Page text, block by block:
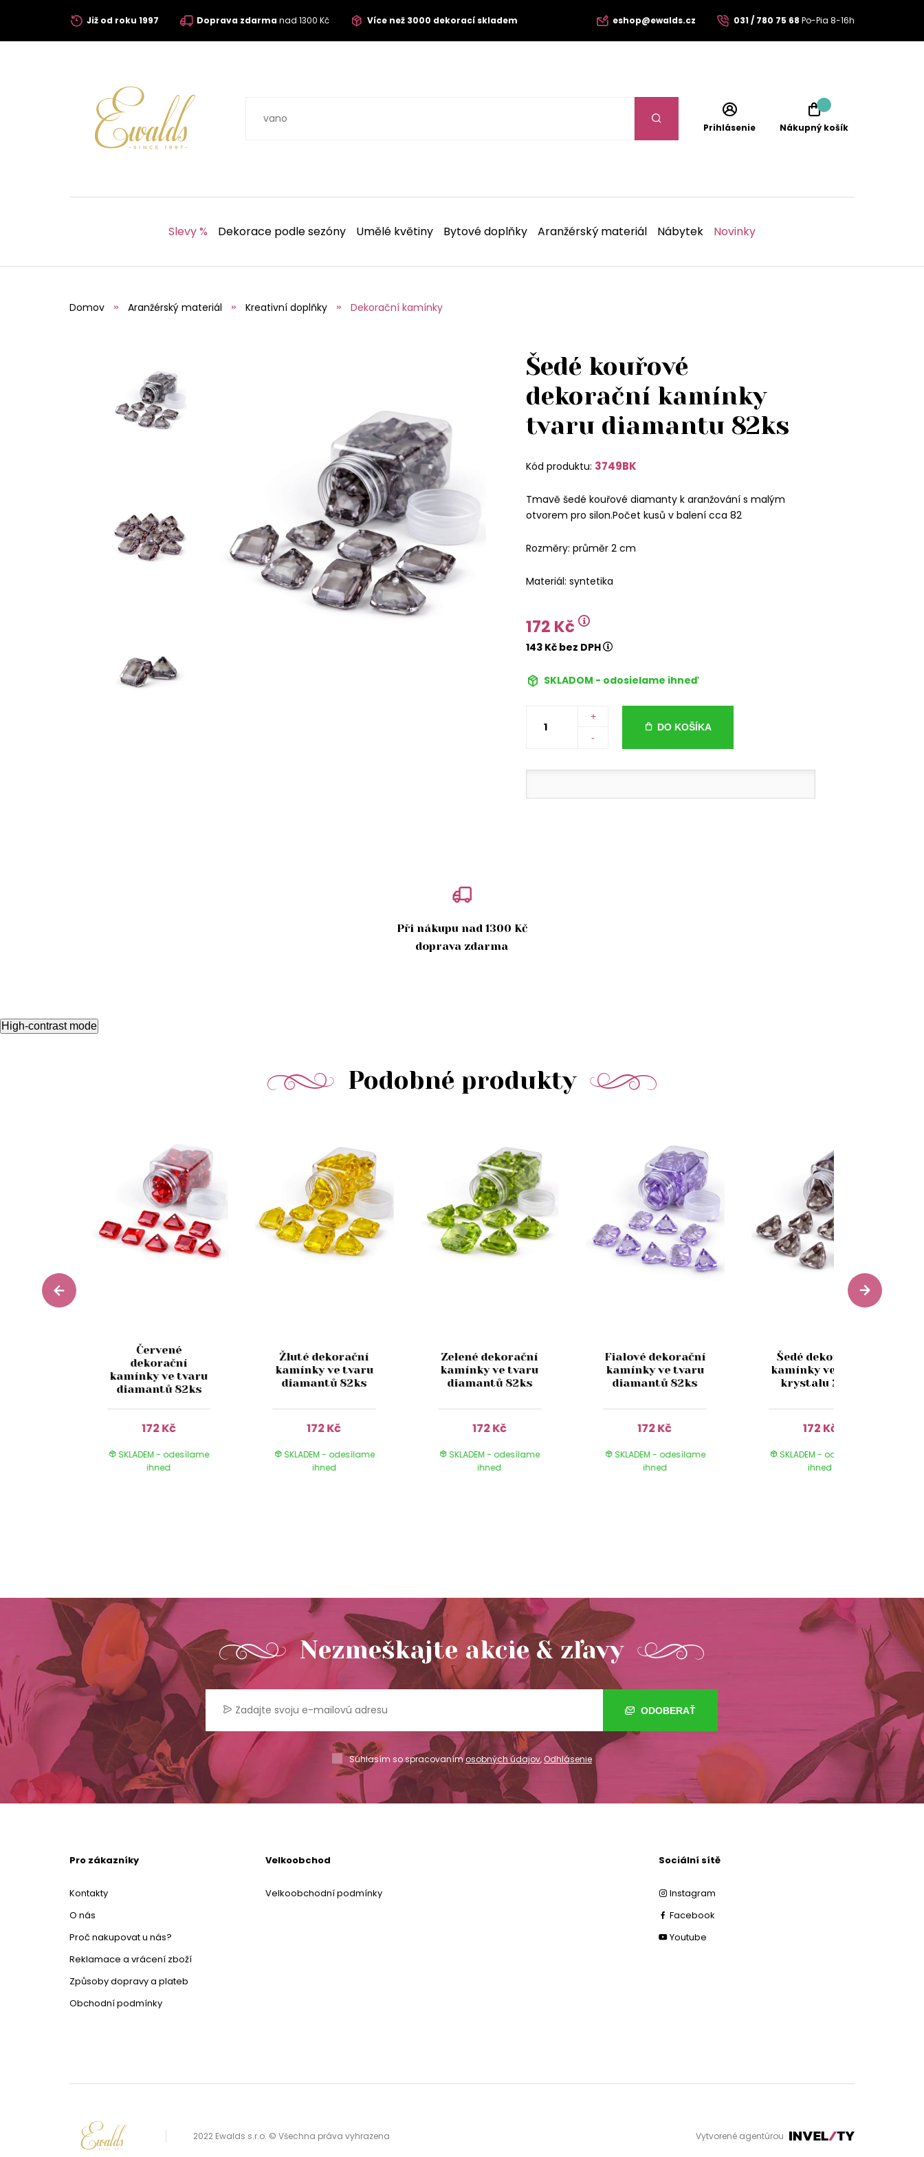
Již od roku 1997 Doprava zdarmanad 1300 Kč Více než 3000 dekorací skladem eshop@ewalds.cz 031 / 780 75 68 Po-Pia 8-16h
Prihlásenie Nákupný košík
Slevy % Dekorace podle sezóny Umělé květiny Bytové doplňky Aranžérský materiál Nábytek Novinky
Domov Aranžérský materiál Kreativní doplňky Dekorační kamínky
Šedé kouřové
dekorační kamínky
tvaru diamantu 82ks
Kód produktu: 3749BK
Tmavě šedé kouřové diamanty k aranžování s malým
otvorem pro silon.Počet kusů v balení cca 82
Rozměry: průměr 2 cm
Materiál: syntetika
172 Kč
143 Kč bez DPH
SKLADOM - odosielame ihneď
+
-
DO KOŠÍKA
Při nákupu nad 1300 Kč
doprava zdarma
High-contrast mode
Podobné produkty
Červené
dekorační
kamínky ve tvaru
diamantů 82ks
172 Kč
SKLADEM - odesílame
ihned
Žluté dekorační
kamínky ve tvaru
diamantů 82ks
172 Kč
SKLADEM - odesílame
ihned
Zelené dekorační
kamínky ve tvaru
diamantů 82ks
172 Kč
SKLADEM - odesílame
ihned
Fialové dekorační
kamínky ve tvaru
diamantů 82ks
172 Kč
SKLADEM - odesílame
ihned
Šedé dekorační
kamínky ve tvaru
krystalu 20ks
172 Kč
SKLADEM - odesílame
ihned
Nezmeškajte akcie & zľavy
ODOBERAŤ
Súhlasím so spracovanímosobných údajov,Odhlásenie
Pro zákazníky
Kontakty
O nás
Proč nakupovat u nás?
Reklamace a vrácení zboží
Způsoby dopravy a plateb
Obchodní podmínky
Velkoobchod
Velkoobchodní podmínky
Sociální sítě
Instagram
Facebook
Youtube
2022 Ewalds s.r.o. © Všechna práva vyhrazena Vytvorené agentúrou